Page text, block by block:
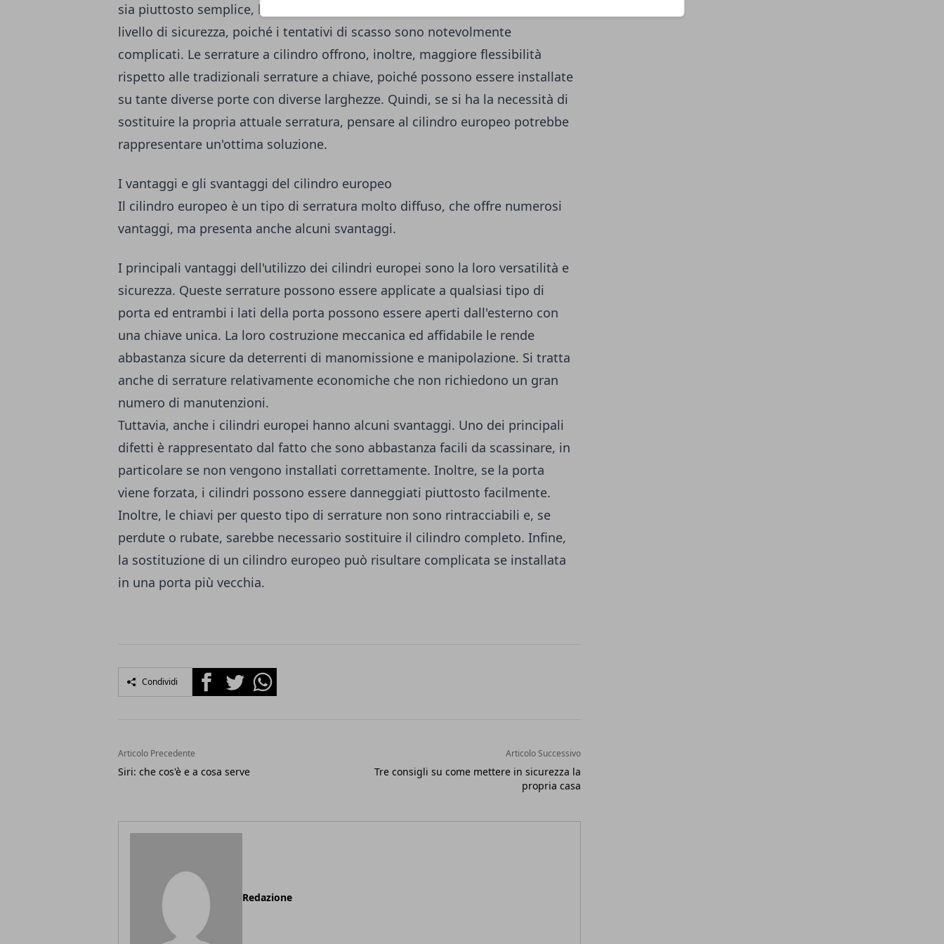
sia piuttosto semplice, le serrature a cilindro offrono comunque un elevato
livello di sicurezza, poiché i tentativi di scasso sono notevolmente
complicati. Le serrature a cilindro offrono, inoltre, maggiore flessibilità
rispetto alle tradizionali serrature a chiave, poiché possono essere installate
su tante diverse porte con diverse larghezze. Quindi, se si ha la necessità di
sostituire la propria attuale serratura, pensare al cilindro europeo potrebbe
rappresentare un'ottima soluzione.
I vantaggi e gli svantaggi del cilindro europeo
Il cilindro europeo è un tipo di serratura molto diffuso, che offre numerosi
vantaggi, ma presenta anche alcuni svantaggi.
I principali vantaggi dell'utilizzo dei cilindri europei sono la loro versatilità e
sicurezza. Queste serrature possono essere applicate a qualsiasi tipo di
porta ed entrambi i lati della porta possono essere aperti dall'esterno con
una chiave unica. La loro costruzione meccanica ed affidabile le rende
abbastanza sicure da deterrenti di manomissione e manipolazione. Si tratta
anche di serrature relativamente economiche che non richiedono un gran
numero di manutenzioni.
Tuttavia, anche i cilindri europei hanno alcuni svantaggi. Uno dei principali
difetti è rappresentato dal fatto che sono abbastanza facili da scassinare, in
particolare se non vengono installati correttamente. Inoltre, se la porta
viene forzata, i cilindri possono essere danneggiati piuttosto facilmente.
Inoltre, le chiavi per questo tipo di serrature non sono rintracciabili e, se
perdute o rubate, sarebbe necessario sostituire il cilindro completo. Infine,
la sostituzione di un cilindro europeo può risultare complicata se installata
in una porta più vecchia.
Condividi FacebookTwitterWhatsapp
Articolo Precedente
Siri: che cos'è e a cosa serve
Articolo Successivo
Tre consigli su come mettere in sicurezza la
propria casa
Redazione